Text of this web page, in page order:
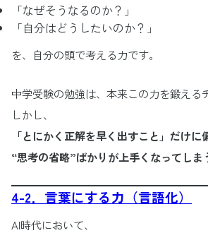
「なぜそうなるのか？」
「自分はどうしたいのか？」
を、自分の頭で考える力です。
中学受験の勉強は、本来この力を鍛える
しかし、
「とにかく正解を早く出すこと」だけに
“思考の省略”ばかりが上手くなってしま
4-2．言葉にする力（言語化）
AI時代において、